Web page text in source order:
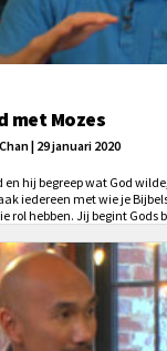
met Mozes
| 29 januari 2020
en hij begreep wat God
iedereen met wie je
rol hebben. Jij begint Gods
nog niet kennen, Zijn wet
hebben. Ga in de bres